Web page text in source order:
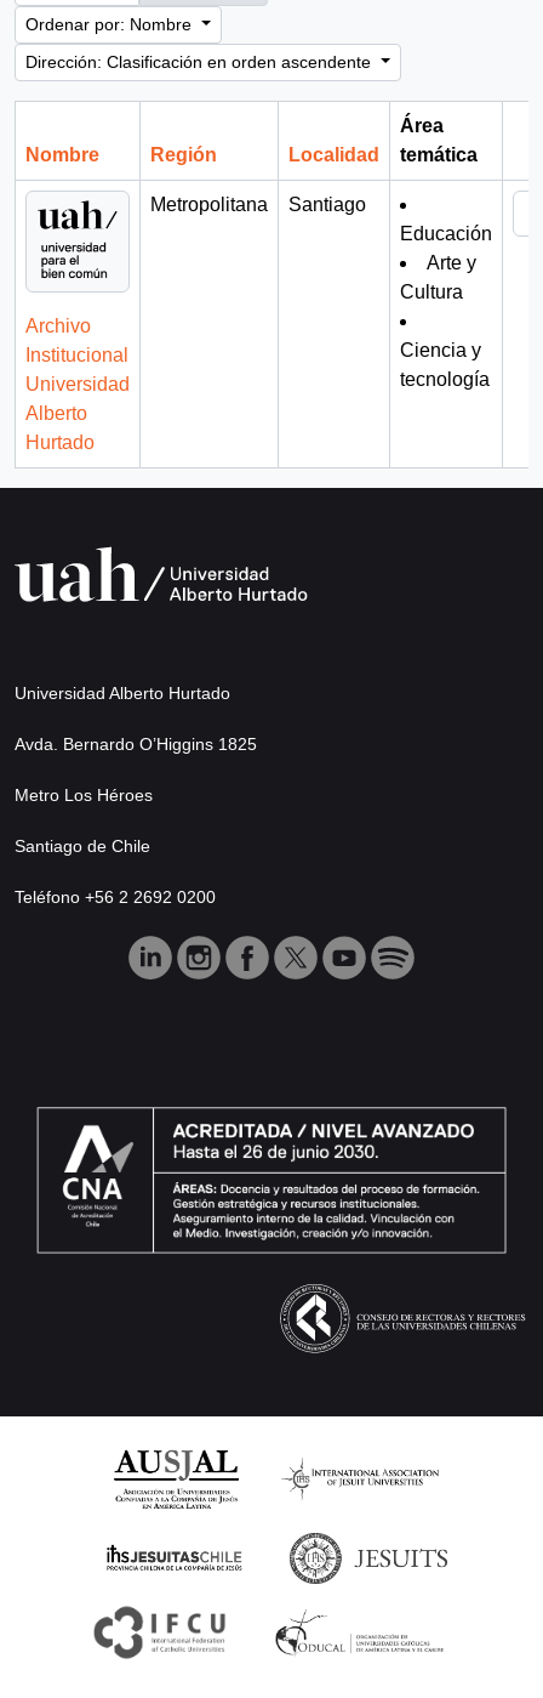
Ordenar por: Nombre
Dirección: Clasificación en orden ascendente
Nombre Región Localidad
Área
temática
Archivo
Institucional
Universidad
Alberto
Hurtado
Metropolitana
Santiago
Educación
Arte y
Cultura
Ciencia y
tecnología
Universidad Alberto Hurtado
Avda. Bernardo O’Higgins 1825
Metro Los Héroes
Santiago de Chile
Teléfono +56 2 2692 0200